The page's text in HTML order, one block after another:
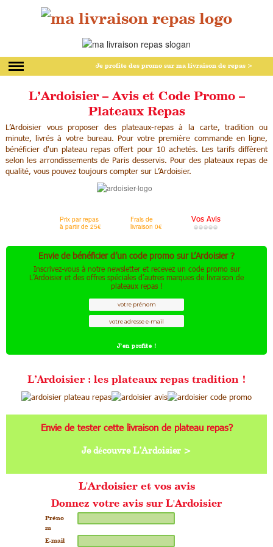
Je profite des promo sur ma livraison de repas >
L’Ardoisier – Avis et Code Promo –
Plateaux Repas
L’Ardoisier vous proposer des plateaux-repas à la carte, tradition ou
minute, livrés à votre bureau. Pour votre première commande en ligne,
bénéficier d'un plateau repas offert pour 10 achetés. Les tarifs diffèrent
selon les arrondissements de Paris desservis. Pour des plateaux repas de
qualité, vous pouvez toujours compter sur L’Ardoisier.
Prix par repas
à partir de 25€
Frais de
livraison 0€
Vos Avis
Envie de bénéficier d’un code promo sur L’Ardoisier ?
Inscrivez-vous à notre newsletter et recevez un code promo sur
L’Ardoisier et des offres spéciales d’autres marques de livraison de
plateaux repas !
L’Ardoisier : les plateaux repas tradition !
Envie de tester cette livraison de plateau repas?
Je découvre L’Ardoisier >
L'Ardoisier et vos avis
Donnez votre avis sur L'Ardoisier
Préno
m
E-mail